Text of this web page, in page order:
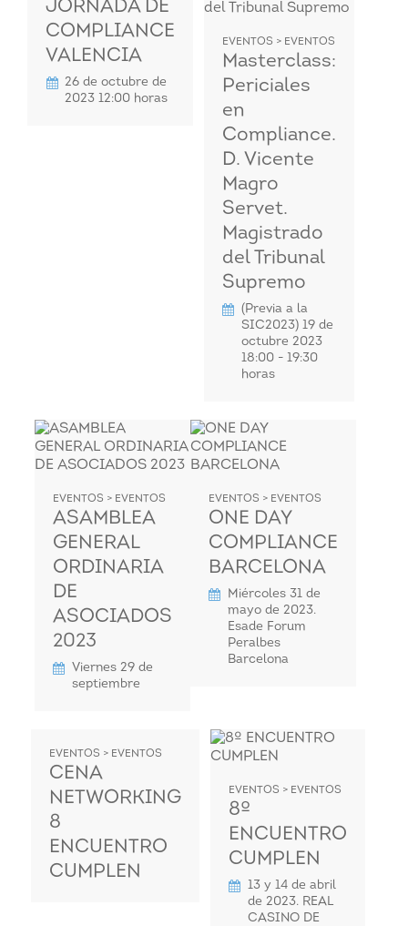
JORNADA DE
COMPLIANCE
VALENCIA
26 de octubre de
2023 12:00 horas
EVENTOS > EVENTOS
Masterclass:
Periciales
en
Compliance.
D. Vicente
Magro
Servet.
Magistrado
del Tribunal
Supremo
(Previa a la
SIC2023) 19 de
octubre 2023
18:00 - 19:30
horas
EVENTOS > EVENTOS
ASAMBLEA
GENERAL
ORDINARIA
DE
ASOCIADOS
2023
Viernes 29 de
septiembre
EVENTOS > EVENTOS
ONE DAY
COMPLIANCE
BARCELONA
Miércoles 31 de
mayo de 2023.
Esade Forum
Peralbes
Barcelona
EVENTOS > EVENTOS
CENA
NETWORKING
8
ENCUENTRO
CUMPLEN
EVENTOS > EVENTOS
8º
ENCUENTRO
CUMPLEN
13 y 14 de abril
de 2023. REAL
CASINO DE